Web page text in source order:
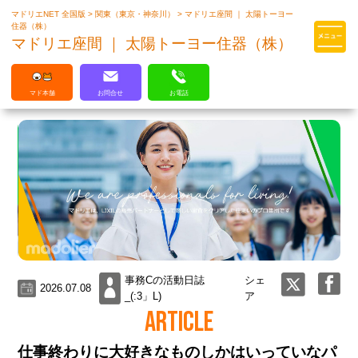
マドリエはLIXILの厳しい基準を
マドリエNET 全国版> 関東（東京・神奈川）>マドリエ座間 ｜ 太陽トーヨー
住器（株）
マドリエ座間 ｜ 太陽トーヨー住器（株）
マド本舗 お問合せ お電話
2026.07.08
事務Cの活動日誌
_(:3」L)
シェ
ア
ARTICLE
仕事終わりに大好きなものしかはいっていなパ